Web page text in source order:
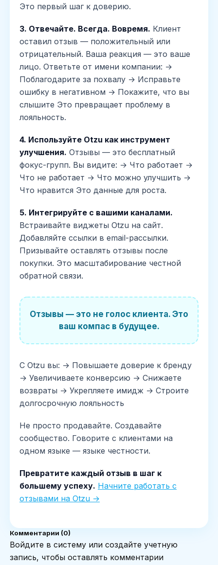
Это первый шаг к доверию.
3. Отвечайте. Всегда. Вовремя. Клиент
оставил отзыв — положительный или
отрицательный. Ваша реакция — это ваше
лицо. Ответьте от имени компании: →
Поблагодарите за похвалу → Исправьте
ошибку в негативном → Покажите, что вы
слышите Это превращает проблему в
лояльность.
4. Используйте Otzu как инструмент
улучшения. Отзывы — это бесплатный
фокус-групп. Вы видите: → Что работает →
Что не работает → Что можно улучшить →
Что нравится Это данные для роста.
5. Интегрируйте с вашими каналами.
Встраивайте виджеты Otzu на сайт.
Добавляйте ссылки в email-рассылки.
Призывайте оставлять отзывы после
покупки. Это масштабирование честной
обратной связи.
Отзывы — это не голос клиента. Это
ваш компас в будущее.
С Otzu вы: → Повышаете доверие к бренду
→ Увеличиваете конверсию → Снижаете
возвраты → Укрепляете имидж → Строите
долгосрочную лояльность
Не просто продавайте. Создавайте
сообщество. Говорите с клиентами на
одном языке — языке честности.
Превратите каждый отзыв в шаг к
большему успеху. Начните работать с
отзывами на Otzu →
Комментарии (0)
Войдите в систему или создайте учетную
запись, чтобы оставлять комментарии